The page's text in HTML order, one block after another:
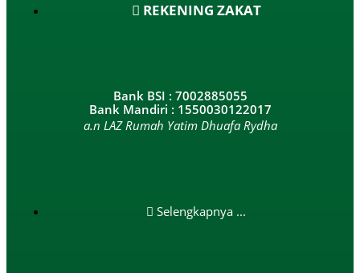
REKENING ZAKAT
Bank BSI : 7002885055
Bank Mandiri : 1550030122017
a.n LAZ Rumah Yatim Dhuafa Rydha
Selengkapnya ...